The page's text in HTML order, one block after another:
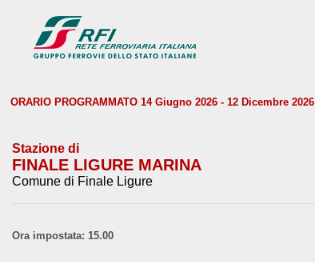
ORARIO PROGRAMMATO 14 Giugno 2026 - 12 Dicembre 2026
Stazione di
FINALE LIGURE MARINA
Comune di Finale Ligure
Ora impostata: 15.00